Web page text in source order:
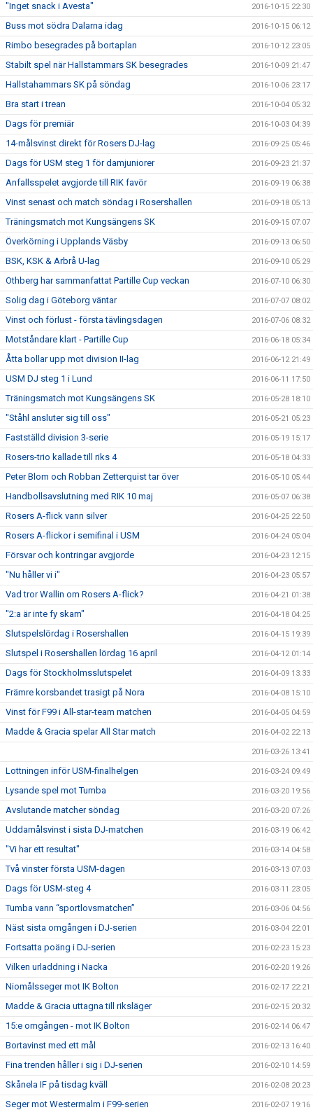
"Inget snack i Avesta" 2016-10-15 22:30
Buss mot södra Dalarna idag 2016-10-15 06:12
Rimbo besegrades på bortaplan 2016-10-12 23:05
Stabilt spel när Hallstammars SK besegrades 2016-10-09 21:47
Hallstahammars SK på söndag 2016-10-06 23:17
Bra start i trean 2016-10-04 05:32
Dags för premiär 2016-10-03 04:39
14-målsvinst direkt för Rosers DJ-lag 2016-09-25 05:46
Dags för USM steg 1 för damjuniorer 2016-09-23 21:37
Anfallsspelet avgjorde till RIK favör 2016-09-19 06:38
Vinst senast och match söndag i Rosershallen 2016-09-18 05:13
Träningsmatch mot Kungsängens SK 2016-09-15 07:07
Överkörning i Upplands Väsby 2016-09-13 06:50
BSK, KSK & Arbrå U-lag 2016-09-10 05:29
Othberg har sammanfattat Partille Cup veckan 2016-07-10 06:30
Solig dag i Göteborg väntar 2016-07-07 08:02
Vinst och förlust - första tävlingsdagen 2016-07-06 08:32
Motståndare klart - Partille Cup 2016-06-18 05:34
Åtta bollar upp mot division II-lag 2016-06-12 21:49
USM DJ steg 1 i Lund 2016-06-11 17:50
Träningsmatch mot Kungsängens SK 2016-05-28 18:10
"Ståhl ansluter sig till oss" 2016-05-21 05:23
Fastställd division 3-serie 2016-05-19 15:17
Rosers-trio kallade till riks 4 2016-05-18 04:33
Peter Blom och Robban Zetterquist tar över 2016-05-10 05:44
Handbollsavslutning med RIK 10 maj 2016-05-07 06:38
Rosers A-flick vann silver 2016-04-25 22:50
Rosers A-flickor i semifinal i USM 2016-04-24 05:04
Försvar och kontringar avgjorde 2016-04-23 12:15
"Nu håller vi i" 2016-04-23 05:57
Vad tror Wallin om Rosers A-flick? 2016-04-21 01:38
"2:a är inte fy skam" 2016-04-18 04:25
Slutspelslördag i Rosershallen 2016-04-15 19:39
Slutspel i Rosershallen lördag 16 april 2016-04-12 01:14
Dags för Stockholmsslutspelet 2016-04-09 13:33
Främre korsbandet trasigt på Nora 2016-04-08 15:10
Vinst för F99 i All-star-team matchen 2016-04-05 04:59
Madde & Gracia spelar All Star match 2016-04-02 22:13
2016-03-26 13:41
Lottningen inför USM-finalhelgen 2016-03-24 09:49
Lysande spel mot Tumba 2016-03-20 19:56
Avslutande matcher söndag 2016-03-20 07:26
Uddamålsvinst i sista DJ-matchen 2016-03-19 06:42
"Vi har ett resultat" 2016-03-14 04:58
Två vinster första USM-dagen 2016-03-13 07:03
Dags för USM-steg 4 2016-03-11 23:05
Tumba vann “sportlovsmatchen” 2016-03-06 04:56
Näst sista omgången i DJ-serien 2016-03-04 22:01
Fortsatta poäng i DJ-serien 2016-02-23 15:23
Vilken urladdning i Nacka 2016-02-20 19:26
Niomålsseger mot IK Bolton 2016-02-17 22:21
Madde & Gracia uttagna till riksläger 2016-02-15 20:32
15:e omgången - mot IK Bolton 2016-02-14 06:47
Bortavinst med ett mål 2016-02-13 16:40
Fina trenden håller i sig i DJ-serien 2016-02-10 14:59
Skånela IF på tisdag kväll 2016-02-08 20:23
Seger mot Westermalm i F99-serien 2016-02-07 19:16